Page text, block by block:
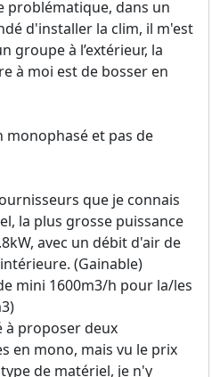
problématique, dans un
d'installer la clim, il m'est
groupe à l’extérieur, la
à moi est de bosser en
monophasé et pas de
que je connais
la plus grosse puissance
avec un débit d'air de
(Gainable)
mini 1600m3/h pour la/les
à proposer deux
en mono, mais vu le prix
de matériel, je n'y